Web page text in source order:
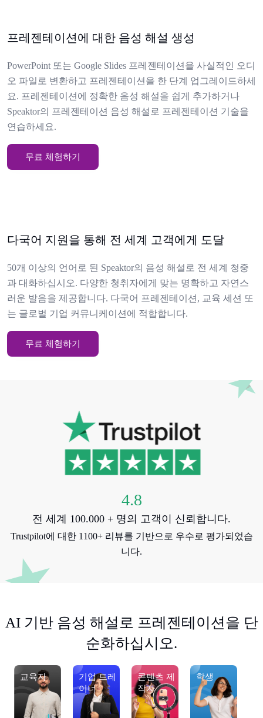
프레젠테이션에 대한 음성 해설 생성
PowerPoint 또는 Google Slides 프레젠테이션을 사실적인 오디
오 파일로 변환하고 프레젠테이션을 한 단계 업그레이드하세
요. 프레젠테이션에 정확한 음성 해설을 쉽게 추가하거나
Speaktor의 프레젠테이션 음성 해설로 프레젠테이션 기술을
연습하세요.
무료 체험하기
다국어 지원을 통해 전 세계 고객에게 도달
50개 이상의 언어로 된 Speaktor의 음성 해설로 전 세계 청중
과 대화하십시오. 다양한 청취자에게 맞는 명확하고 자연스
러운 발음을 제공합니다. 다국어 프레젠테이션, 교육 세션 또
는 글로벌 기업 커뮤니케이션에 적합합니다.
무료 체험하기
4.8
전 세계 100.000 + 명의 고객이 신뢰합니다.
Trustpilot에 대한 1100+ 리뷰를 기반으로 우수로 평가되었습
니다.
AI 기반 음성 해설로 프레젠테이션을 단
순화하십시오.
교육자
기업 트레
이너
콘텐츠 제
작자
학생